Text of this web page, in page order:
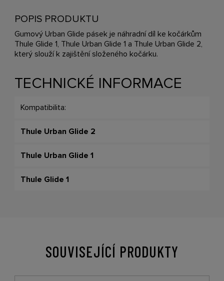
POPIS PRODUKTU
Gumový Urban Glide pásek je náhradní díl ke kočárkům
Thule Glide 1, Thule Urban Glide 1 a Thule Urban Glide 2,
který slouží k zajištění složeného kočárku.
TECHNICKÉ INFORMACE
Kompatibilita:
Thule Urban Glide 2
Thule Urban Glide 1
Thule Glide 1
SOUVISEJÍCÍ PRODUKTY